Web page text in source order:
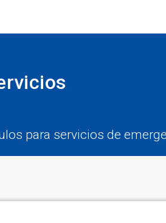
para servicios de